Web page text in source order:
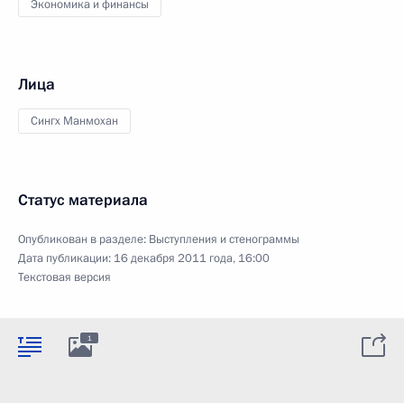
Экономика и финансы
Лица
Сингх Манмохан
Статус материала
Опубликован в разделе: Выступления и стенограммы
Дата публикации: 16 декабря 2011 года, 16:00
Текстовая версия
1